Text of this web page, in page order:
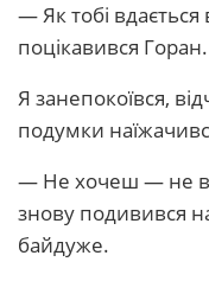
— Як тобі вдається
поцікавився Горан.
Я занепокоївся,
подумки
— Не хочеш — не
знову подивився
байдуже.